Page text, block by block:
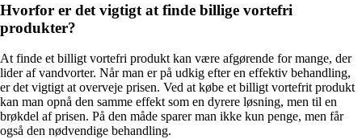
Hvorfor er det vigtigt at finde billige vortefri
produkter?
At finde et billigt vortefri produkt kan være afgørende for mange, der
lider af vandvorter. Når man er på udkig efter en effektiv behandling,
er det vigtigt at overveje prisen. Ved at købe et billigt vortefrit produkt
kan man opnå den samme effekt som en dyrere løsning, men til en
brøkdel af prisen. På den måde sparer man ikke kun penge, men får
også den nødvendige behandling.